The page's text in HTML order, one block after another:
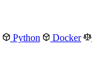
Python Docker